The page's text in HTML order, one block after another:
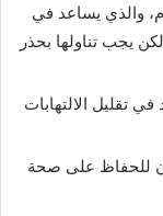
والذي يساعد في
يجب تناولها بحذر
تقليل الالتهابات
للحفاظ على صحة